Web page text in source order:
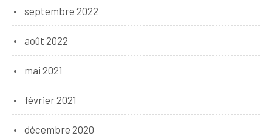
septembre 2022
août 2022
mai 2021
février 2021
décembre 2020